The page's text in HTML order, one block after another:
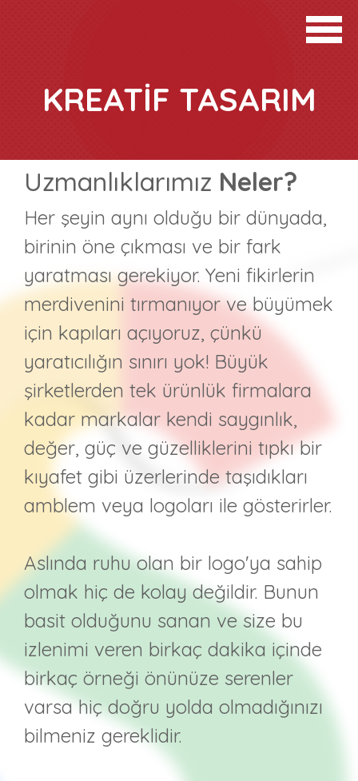
KREATİF TASARIM
Uzmanlıklarımız Neler?
Her şeyin aynı olduğu bir dünyada,
birinin öne çıkması ve bir fark
yaratması gerekiyor. Yeni fikirlerin
merdivenini tırmanıyor ve büyümek
için kapıları açıyoruz, çünkü
yaratıcılığın sınırı yok! Büyük
şirketlerden tek ürünlük firmalara
kadar markalar kendi saygınlık,
değer, güç ve güzelliklerini tıpkı bir
kıyafet gibi üzerlerinde taşıdıkları
amblem veya logoları ile gösterirler.
Aslında ruhu olan bir logo'ya sahip
olmak hiç de kolay değildir. Bunun
basit olduğunu sanan ve size bu
izlenimi veren birkaç dakika içinde
birkaç örneği önünüze serenler
varsa hiç doğru yolda olmadığınızı
bilmeniz gereklidir.